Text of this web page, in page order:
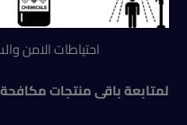
احتياطات الامن
لمتابعة باقى منتجات